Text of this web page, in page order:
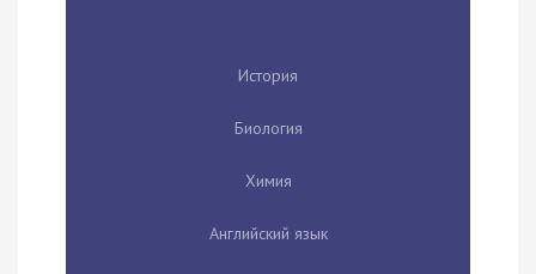
История
Биология
Химия
Английский язык